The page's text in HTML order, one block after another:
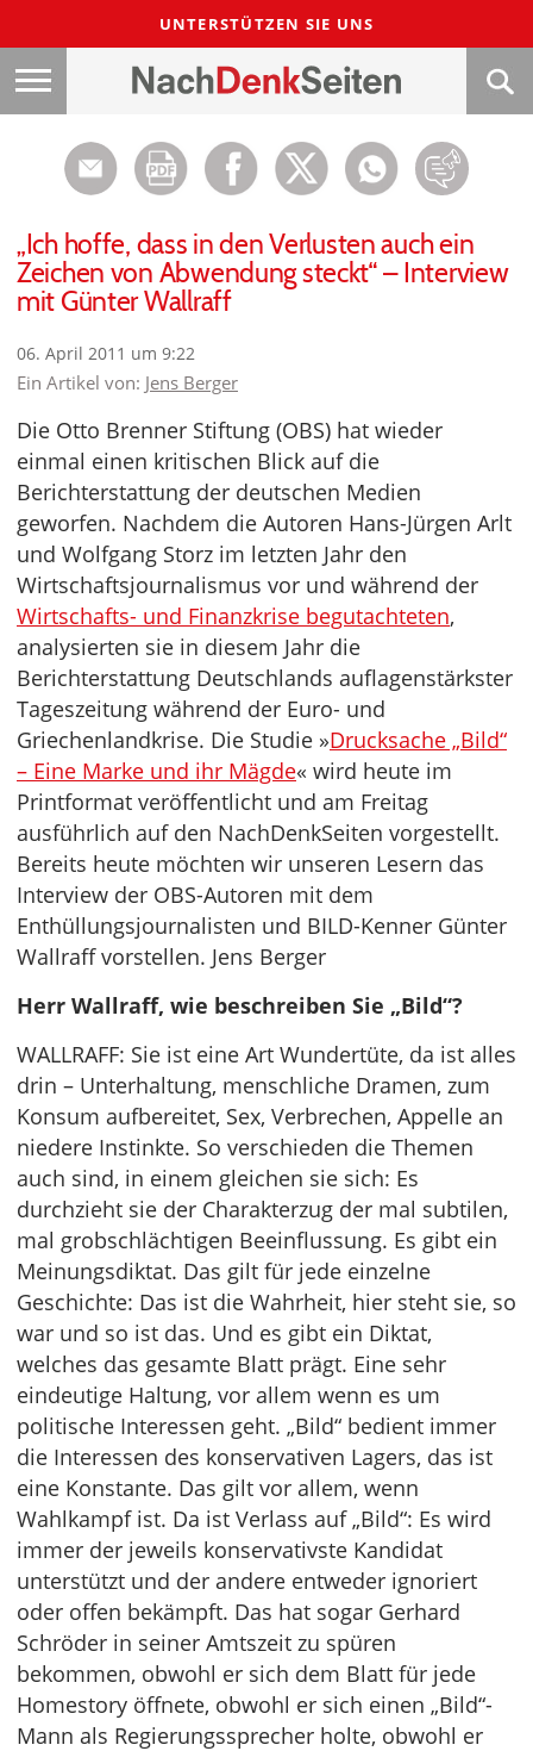
UNTERSTÜTZEN SIE UNS
„Ich hoffe, dass in den Verlusten auch ein
Zeichen von Abwendung steckt“ – Interview
mit Günter Wallraff
06. April 2011 um 9:22
Ein Artikel von: Jens Berger
Die Otto Brenner Stiftung (OBS) hat wieder
einmal einen kritischen Blick auf die
Berichterstattung der deutschen Medien
geworfen. Nachdem die Autoren Hans-Jürgen Arlt
und Wolfgang Storz im letzten Jahr den
Wirtschaftsjournalismus vor und während der
Wirtschafts- und Finanzkrise begutachteten,
analysierten sie in diesem Jahr die
Berichterstattung Deutschlands auflagenstärkster
Tageszeitung während der Euro- und
Griechenlandkrise. Die Studie »Drucksache „Bild“
– Eine Marke und ihr Mägde« wird heute im
Printformat veröffentlicht und am Freitag
ausführlich auf den NachDenkSeiten vorgestellt.
Bereits heute möchten wir unseren Lesern das
Interview der OBS-Autoren mit dem
Enthüllungsjournalisten und BILD-Kenner Günter
Wallraff vorstellen. Jens Berger
Herr Wallraff, wie beschreiben Sie „Bild“?
WALLRAFF: Sie ist eine Art Wundertüte, da ist alles
drin – Unterhaltung, menschliche Dramen, zum
Konsum aufbereitet, Sex, Verbrechen, Appelle an
niedere Instinkte. So verschieden die Themen
auch sind, in einem gleichen sie sich: Es
durchzieht sie der Charakterzug der mal subtilen,
mal grobschlächtigen Beeinflussung. Es gibt ein
Meinungsdiktat. Das gilt für jede einzelne
Geschichte: Das ist die Wahrheit, hier steht sie, so
war und so ist das. Und es gibt ein Diktat,
welches das gesamte Blatt prägt. Eine sehr
eindeutige Haltung, vor allem wenn es um
politische Interessen geht. „Bild“ bedient immer
die Interessen des konservativen Lagers, das ist
eine Konstante. Das gilt vor allem, wenn
Wahlkampf ist. Da ist Verlass auf „Bild“: Es wird
immer der jeweils konservativste Kandidat
unterstützt und der andere entweder ignoriert
oder offen bekämpft. Das hat sogar Gerhard
Schröder in seiner Amtszeit zu spüren
bekommen, obwohl er sich dem Blatt für jede
Homestory öffnete, obwohl er sich einen „Bild“-
Mann als Regierungssprecher holte, obwohl er